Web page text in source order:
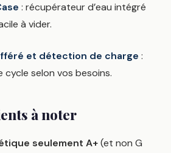
: récupérateur d’eau intégré
à vider.
et détection de charge :
cycle selon vos besoins.
à noter
seulement A+(et non G